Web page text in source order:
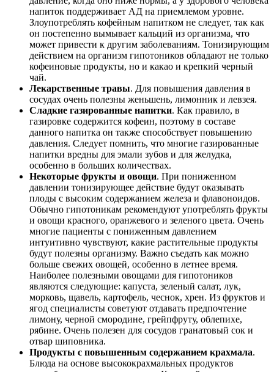
напиток поддерживает АД на приемлемом уровне.
Злоупотреблять кофейным напитком не следует, так как
он постепенно вымывает кальций из организма, что
может привести к другим заболеваниям. Тонизирующим
действием на организм гипотоников обладают не только
кофеиновые продукты, но и какао и крепкий черный
чай.
Лекарственные травы. Для повышения давления в
сосудах очень полезны женьшень, лимонник и левзея.
Сладкие газированные напитки. Как правило, в
газировке содержится кофеин, поэтому в составе
данного напитка он также способствует повышению
давления. Следует помнить, что многие газированные
напитки вредны для эмали зубов и для желудка,
особенно в больших количествах.
Некоторые фрукты и овощи. При пониженном
давлении тонизирующее действие будут оказывать
плоды с высоким содержанием железа и флавоноидов.
Обычно гипотоникам рекомендуют употреблять фрукты
и овощи красного, оранжевого и зеленого цвета. Очень
многие пациенты с пониженным давлением
интуитивно чувствуют, какие растительные продукты
будут полезны организму. Важно съедать как можно
больше свежих овощей, особенно в летнее время.
Наиболее полезными овощами для гипотоников
являются следующие: капуста, зеленый салат, лук,
морковь, щавель, картофель, чеснок, хрен. Из фруктов и
ягод специалисты советуют отдавать предпочтение
лимону, черной смородине, грейпфруту, облепихе,
рябине. Очень полезен для сосудов гранатовый сок и
отвар шиповника.
Продукты с повышенным содержанием крахмала.
Блюда на основе высококрахмальных продуктов